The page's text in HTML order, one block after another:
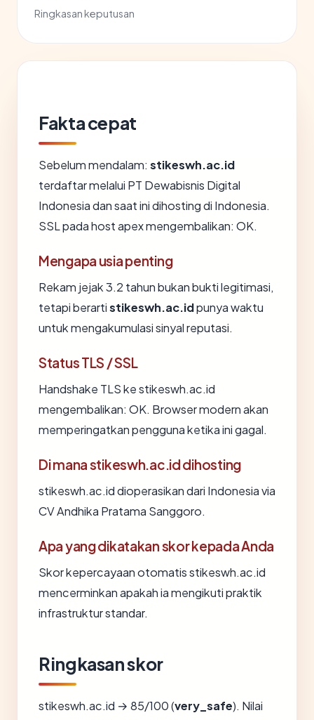
Ringkasan keputusan
Fakta cepat
Sebelum mendalam: stikeswh.ac.id
terdaftar melalui PT Dewabisnis Digital
Indonesia dan saat ini dihosting di Indonesia.
SSL pada host apex mengembalikan: OK.
Mengapa usia penting
Rekam jejak 3.2 tahun bukan bukti legitimasi,
tetapi berartistikeswh.ac.idpunya waktu
untuk mengakumulasi sinyal reputasi.
Status TLS / SSL
Handshake TLS ke stikeswh.ac.id
mengembalikan: OK. Browser modern akan
memperingatkan pengguna ketika ini gagal.
Di mana stikeswh.ac.id dihosting
stikeswh.ac.id dioperasikan dari Indonesia via
CV Andhika Pratama Sanggoro.
Apa yang dikatakan skor kepada Anda
Skor kepercayaan otomatis stikeswh.ac.id
mencerminkan apakah ia mengikuti praktik
infrastruktur standar.
Ringkasan skor
stikeswh.ac.id → 85/100 (very_safe). Nilai